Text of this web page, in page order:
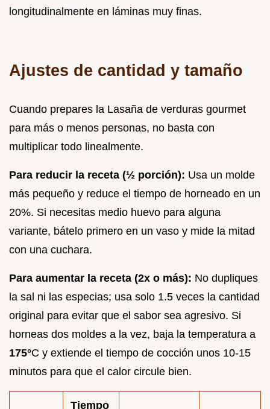
longitudinalmente en láminas muy finas.
Ajustes de cantidad y tamaño
Cuando prepares la Lasaña de verduras gourmet
para más o menos personas, no basta con
multiplicar todo linealmente.
Para reducir la receta (½ porción): Usa un molde
más pequeño y reduce el tiempo de horneado en un
20%. Si necesitas medio huevo para alguna
variante, bátelo primero en un vaso y mide la mitad
con una cuchara.
Para aumentar la receta (2x o más): No dupliques
la sal ni las especias; usa solo 1.5 veces la cantidad
original para evitar que el sabor sea agresivo. Si
horneas dos moldes a la vez, baja la temperatura a
175°C y extiende el tiempo de cocción unos 10-15
minutos para que el calor circule bien.
Tiempo